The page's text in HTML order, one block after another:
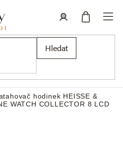
Hledat
hodinek HEISSE &
WATCH COLLECTOR 8 LCD